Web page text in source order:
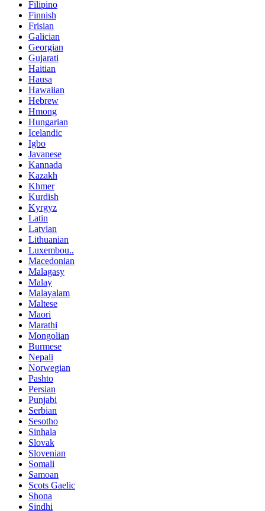
Filipino
Finnish
Frisian
Galician
Georgian
Gujarati
Haitian
Hausa
Hawaiian
Hebrew
Hmong
Hungarian
Icelandic
Igbo
Javanese
Kannada
Kazakh
Khmer
Kurdish
Kyrgyz
Latin
Latvian
Lithuanian
Luxembou..
Macedonian
Malagasy
Malay
Malayalam
Maltese
Maori
Marathi
Mongolian
Burmese
Nepali
Norwegian
Pashto
Persian
Punjabi
Serbian
Sesotho
Sinhala
Slovak
Slovenian
Somali
Samoan
Scots Gaelic
Shona
Sindhi